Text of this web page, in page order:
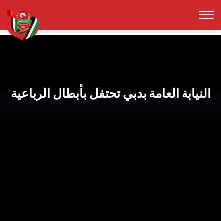
النيابة العامة بدبي تحتفل بأبطال الرباعية